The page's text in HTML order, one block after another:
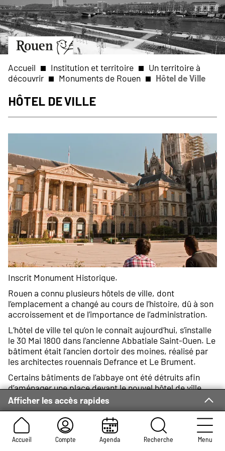
Aller
au
contenu
principal
Aller
à
la
page
d’accueil
Slide
1
of
1
Accueil Compte Agenda Recherche Menu
Fil
d'Ariane
Accueil Institution et territoire
Un territoire à
découvrir
Monuments de Rouen Hôtel de Ville
Hôtel de Ville
Afficher les accès rapides
Inscrit Monument Historique.
Rouen a connu plusieurs hôtels de ville, dont
l’emplacement a changé au cours de l’histoire, dû à son
accroissement et de l’importance de l’administration.
L’hôtel de ville tel qu’on le connait aujourd’hui, s’installe
le 30 Mai 1800 dans l’ancienne Abbatiale Saint-Ouen. Le
bâtiment était l’ancien dortoir des moines, réalisé par
les architectes rouennais Defrance et Le Brument.
Certains bâtiments de l’abbaye ont été détruits afin
d’aménager une place devant le nouvel hôtel de ville.
C’est en 1825 que l’édifice est transformé pour qu’il
réponde architecturalement à sa nouvelle fonction,
sous la direction de Maillet du Boulay.
Le bâtiment est composé de deux étages, de deux ailes
et d’un hall central qui sert au rez de chaussée de